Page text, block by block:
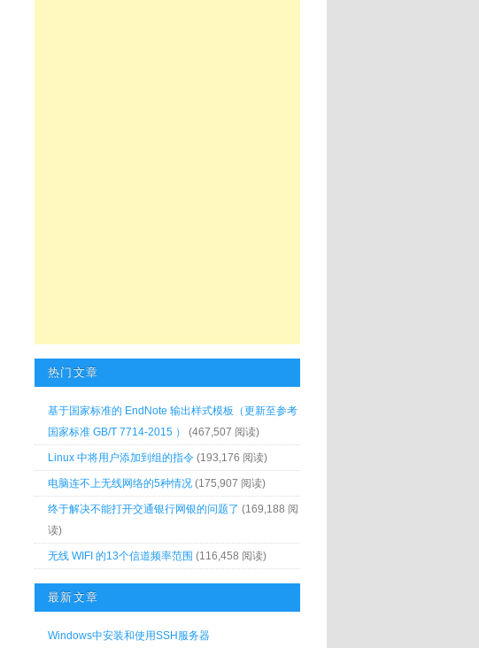
热门文章
基于国家标准的 EndNote 输出样式模板（更新至参考
国家标准 GB/T 7714-2015 ）
(467,507 阅读)
Linux 中将用户添加到组的指令 (193,176 阅读)
电脑连不上无线网络的5种情况 (175,907 阅读)
终于解决不能打开交通银行网银的问题了 (169,188 阅
读)
无线 WIFI 的13个信道频率范围 (116,458 阅读)
最新文章
Windows中安装和使用SSH服务器